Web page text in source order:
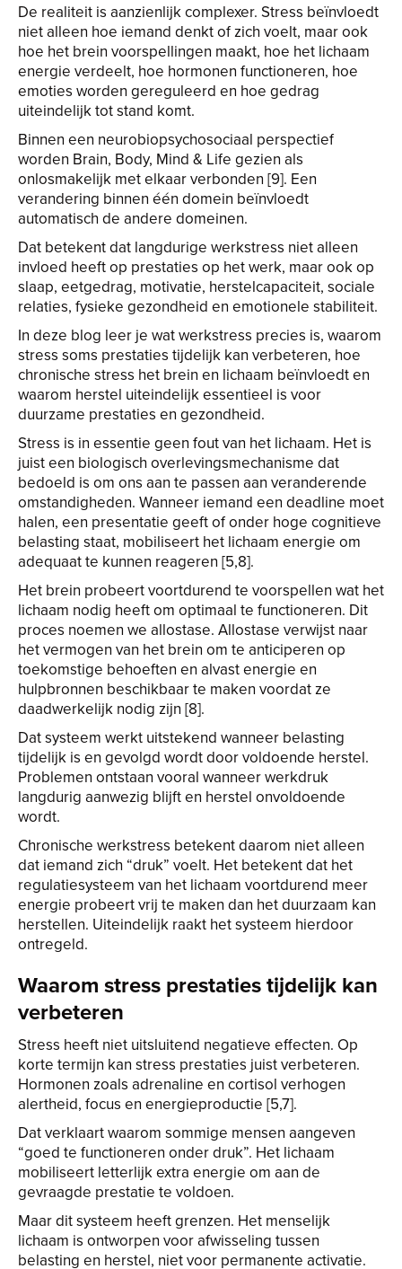
De realiteit is aanzienlijk complexer. Stress beïnvloedt
niet alleen hoe iemand denkt of zich voelt, maar ook
hoe het brein voorspellingen maakt, hoe het lichaam
energie verdeelt, hoe hormonen functioneren, hoe
emoties worden gereguleerd en hoe gedrag
uiteindelijk tot stand komt.
Binnen een neurobiopsychosociaal perspectief
worden Brain, Body, Mind & Life gezien als
onlosmakelijk met elkaar verbonden [9]. Een
verandering binnen één domein beïnvloedt
automatisch de andere domeinen.
Dat betekent dat langdurige werkstress niet alleen
invloed heeft op prestaties op het werk, maar ook op
slaap, eetgedrag, motivatie, herstelcapaciteit, sociale
relaties, fysieke gezondheid en emotionele stabiliteit.
In deze blog leer je wat werkstress precies is, waarom
stress soms prestaties tijdelijk kan verbeteren, hoe
chronische stress het brein en lichaam beïnvloedt en
waarom herstel uiteindelijk essentieel is voor
duurzame prestaties en gezondheid.
Stress is in essentie geen fout van het lichaam. Het is
juist een biologisch overlevingsmechanisme dat
bedoeld is om ons aan te passen aan veranderende
omstandigheden. Wanneer iemand een deadline moet
halen, een presentatie geeft of onder hoge cognitieve
belasting staat, mobiliseert het lichaam energie om
adequaat te kunnen reageren [5,8].
Het brein probeert voortdurend te voorspellen wat het
lichaam nodig heeft om optimaal te functioneren. Dit
proces noemen we allostase. Allostase verwijst naar
het vermogen van het brein om te anticiperen op
toekomstige behoeften en alvast energie en
hulpbronnen beschikbaar te maken voordat ze
daadwerkelijk nodig zijn [8].
Dat systeem werkt uitstekend wanneer belasting
tijdelijk is en gevolgd wordt door voldoende herstel.
Problemen ontstaan vooral wanneer werkdruk
langdurig aanwezig blijft en herstel onvoldoende
wordt.
Chronische werkstress betekent daarom niet alleen
dat iemand zich “druk” voelt. Het betekent dat het
regulatiesysteem van het lichaam voortdurend meer
energie probeert vrij te maken dan het duurzaam kan
herstellen. Uiteindelijk raakt het systeem hierdoor
ontregeld.
Waarom stress prestaties tijdelijk kan
verbeteren
Stress heeft niet uitsluitend negatieve effecten. Op
korte termijn kan stress prestaties juist verbeteren.
Hormonen zoals adrenaline en cortisol verhogen
alertheid, focus en energieproductie [5,7].
Dat verklaart waarom sommige mensen aangeven
“goed te functioneren onder druk”. Het lichaam
mobiliseert letterlijk extra energie om aan de
gevraagde prestatie te voldoen.
Maar dit systeem heeft grenzen. Het menselijk
lichaam is ontworpen voor afwisseling tussen
belasting en herstel, niet voor permanente activatie.